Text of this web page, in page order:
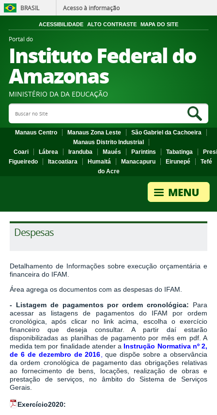
BRASIL Acesso à informação
ACESSIBILIDADE ALTO CONTRASTE MAPA DO SITE
Portal do
Instituto Federal do
Amazonas
MINISTÉRIO DA DA EDUCAÇÃO
Search Site
Manaus Centro Manaus Zona Leste
São Gabriel da Cachoeira
Manaus Distrito Industrial
Coari
Lábrea Iranduba Maués Parintins Tabatinga
Figueiredo
Itacoatiara Humaitá Manacapuru Eirunepé
Tefé
do Acre
Despesas
Detalhamento de Informações sobre execução orçamentária e
financeira do IFAM.
Área agrega os documentos com as despesas do IFAM.
- Listagem de pagamentos por ordem cronológica: Para
acessar as listagens de pagamentos do IFAM por ordem
cronológica, após clicar no link acima, escolha o exercício
financeiro que deseja consultar. A partir daí estarão
disponibilizadas as planilhas de pagamento por mês em pdf. A
medida tem por finalidade atender a Instrução Normativa nº 2,
de 6 de dezembro de 2016
que dispõe sobre a observância
da ordem cronológica de pagamento das obrigações relativas
ao fornecimento de bens, locações, realização de obras e
prestação de serviços, no âmbito do Sistema de Serviços
Gerais.
Exercício2020: